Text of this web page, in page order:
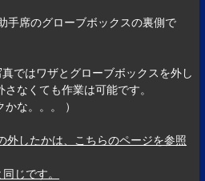
手席のグローブボックスの裏側で
ではワザとグローブボックスを外し
なくても作業は可能です。
な。。。 ）
外したかは、こちらのページを参照
じです。